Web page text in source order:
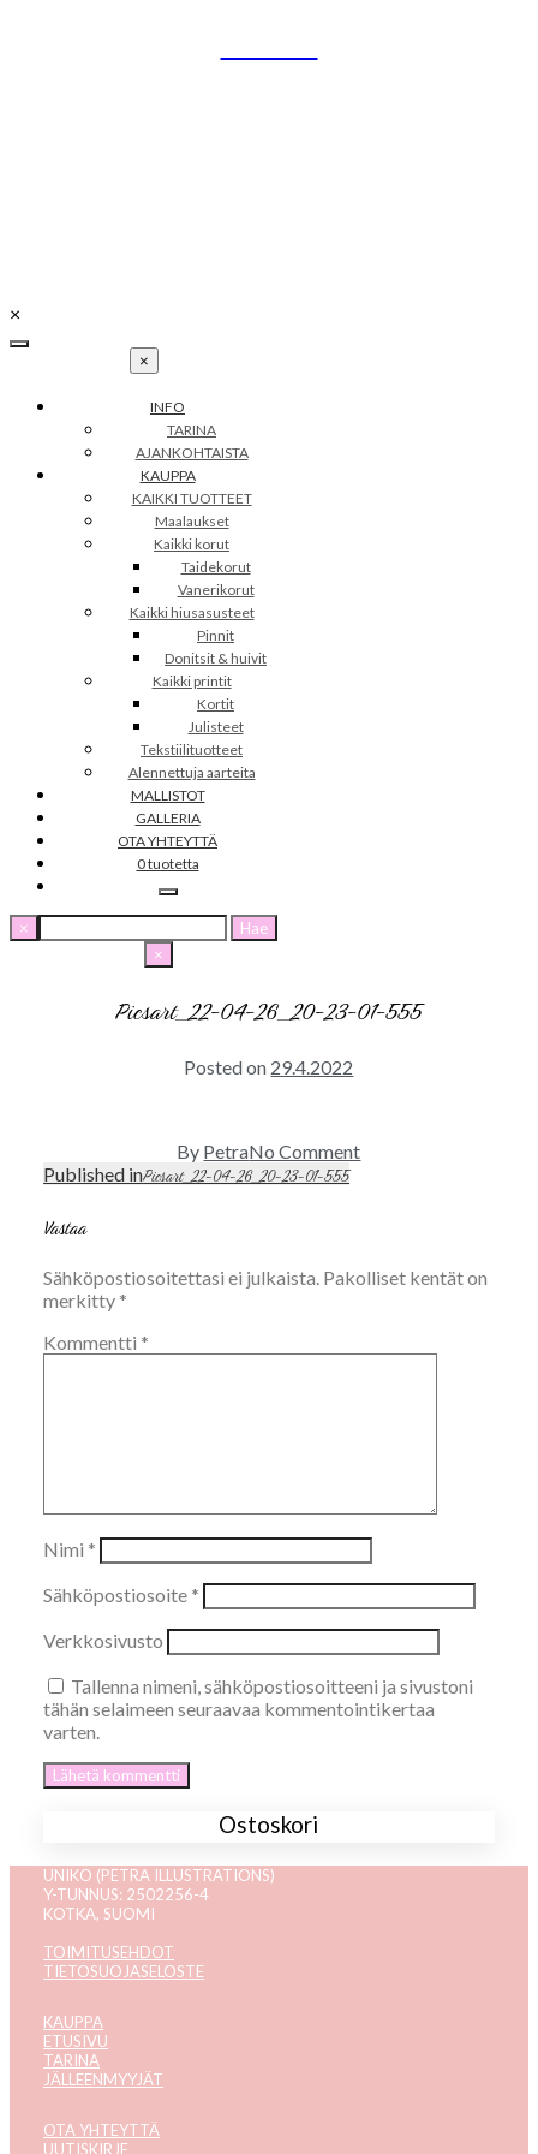
×
×
INFO
TARINA
AJANKOHTAISTA
KAUPPA
KAIKKI TUOTTEET
Maalaukset
Kaikki korut
Taidekorut
Vanerikorut
Kaikki hiusasusteet
Pinnit
Donitsit & huivit
Kaikki printit
Kortit
Julisteet
Tekstiilituotteet
Alennettuja aarteita
MALLISTOT
GALLERIA
OTA YHTEYTTÄ
0 tuotetta
× Haku:
×
Picsart_22-04-26_20-23-01-555
Posted on 29.4.2022
By PetraNo Commenton
555
Artikkelien
Published inPicsart_22-04-26_20-23-01-555
Vastaa
Sähköpostiosoitettasi ei julkaista. Pakolliset kentät on
merkitty *
Kommentti *
Nimi *
Sähköpostiosoite *
Verkkosivusto
Tallenna nimeni, sähköpostiosoitteeni ja sivustoni
tähän selaimeen seuraavaa kommentointikertaa
varten.
Ostoskori
UNIKO (PETRA ILLUSTRATIONS)
Y-TUNNUS: 2502256-4
KOTKA, SUOMI
TOIMITUSEHDOT
TIETOSUOJASELOSTE
KAUPPA
ETUSIVU
TARINA
JÄLLEENMYYJÄT
OTA YHTEYTTÄ
UUTISKIRJE